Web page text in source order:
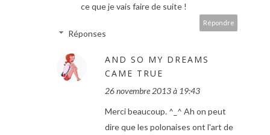
ce que je vais faire de suite !
Répondre
Réponses
AND SO MY DREAMS
CAME TRUE
26 novembre 2013 à 19:43
Merci beaucoup. ^_^ Ah on peut
dire que les polonaises ont l'art de